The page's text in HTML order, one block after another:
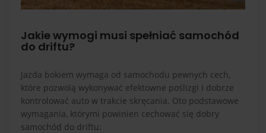
Jakie wymogi musi spełniać samochód
do driftu?
Jazda bokiem wymaga od samochodu pewnych cech,
które pozwolą wykonywać efektowne poślizgi i dobrze
kontrolować auto w trakcie skręcania. Oto podstawowe
wymagania, którymi powinien cechować się dobry
samochód do driftu: